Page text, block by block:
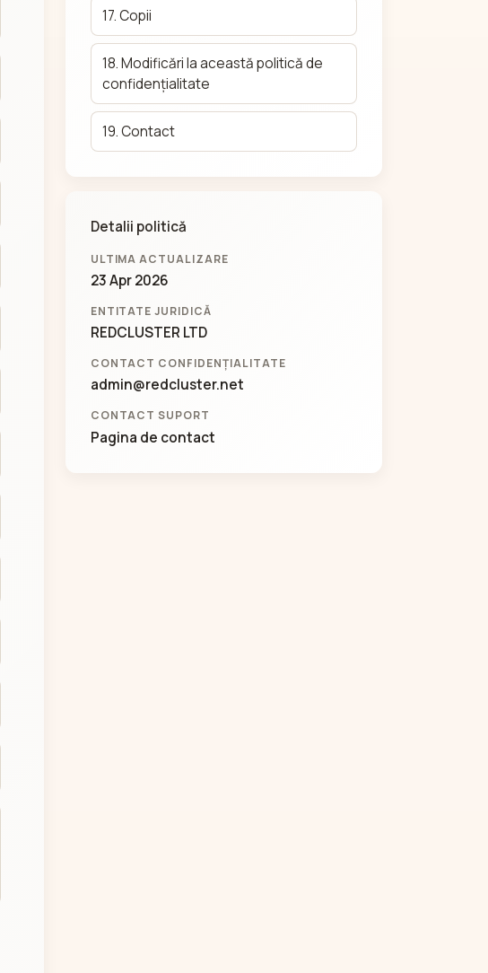
17. Copii
18. Modificări la această politică de
confidențialitate
19. Contact
Detalii politică
ULTIMA ACTUALIZARE
23 Apr 2026
ENTITATE JURIDICĂ
REDCLUSTER LTD
CONTACT CONFIDENȚIALITATE
admin@redcluster.net
CONTACT SUPORT
Pagina de contact